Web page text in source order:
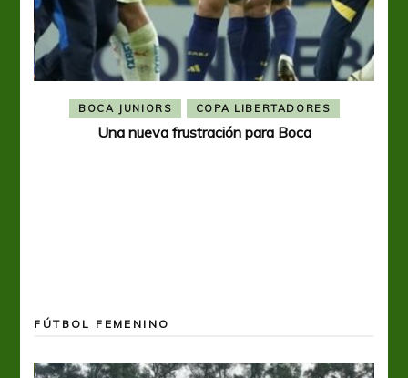
BOCA JUNIORS COPA LIBERTADORES
Una nueva frustración para Boca
FÚTBOL FEMENINO